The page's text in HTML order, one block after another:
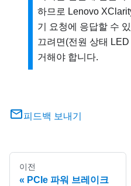
하므로 Lenovo
기 요청에 응답할 수
끄려면(전원 상태
거해야 합니다.
피드백 보내기
이전
PCIe 파워 브레이크